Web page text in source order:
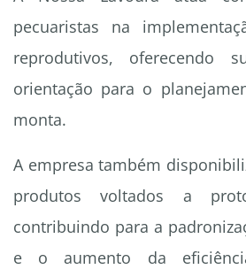
pecuaristas na
reprodutivos, oferecendo
orientação para o
monta.
A empresa também
produtos voltados a
contribuindo para a
e o aumento da